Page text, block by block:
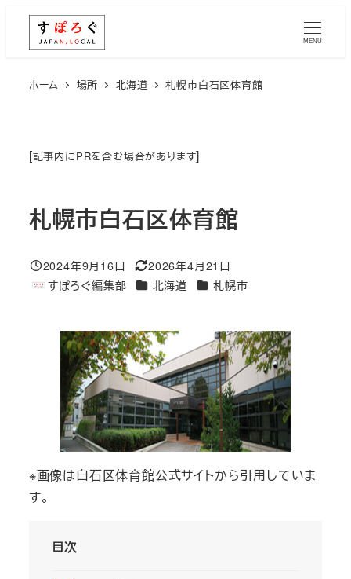
MENU
ホーム 場所 北海道 札幌市白石区体育館
[記事内にPRを含む場合があります]
札幌市白石区体育館
投稿日
2024年9月16日
更新日
2026年4月21日
著
すぽろぐ編集部 エリア北海道 エリア札幌市
※画像は白石区体育館公式サイトから引用していま
す。
目次